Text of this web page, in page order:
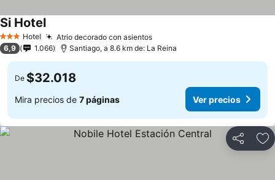
3 Estrellas
Hotel Atrio decorado con asientos
Si Hotel
6,9 1.066 Santiago, a 8.6 km de: La Reina
De $32.018
Mira precios de 7 páginas Ver precios
Compartir